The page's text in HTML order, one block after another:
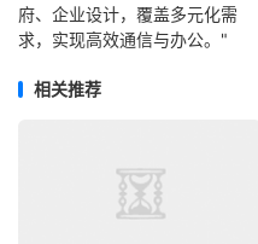
府、企业设计，覆盖多元化需
求，实现高效通信与办公。"
相关推荐